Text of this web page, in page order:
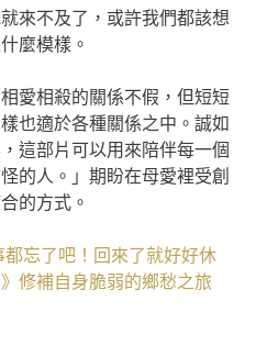
來不及了，或許我們都該想
麼模樣。
愛相殺的關係不假，但短短
也適於各種關係之中。誠如
這部片可以用來陪伴每一個
的人。」期盼在母愛裡受創
的方式。
都忘了吧！回來了就好好休
修補自身脆弱的鄉愁之旅